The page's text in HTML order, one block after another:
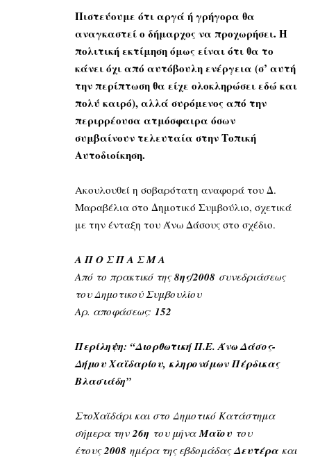
Πιστεύουμε ότι αργά ή γρήγορα θα
αναγκαστεί ο δήμαρχος να προχωρήσει. Η
πολιτική εκτίμηση όμως είναι ότι θα το
κάνει όχι από αυτόβουλη ενέργεια (σ’ αυτή
την περίπτωση θα είχε ολοκληρώσει εδώ και
πολύ καιρό), αλλά συρόμενος από την
περιρρέουσα ατμόσφαιρα όσων
συμβαίνουν τελευταία στην Τοπική
Αυτοδιοίκηση.
Ακουλουθεί η σοβαρότατη αναφορά του Δ.
Μαραβέλια στο Δημοτικό Συμβούλιο, σχετικά
με την ένταξη του Άνω Δάσους στο σχέδιο.
Α Π Ο Σ Π Α Σ Μ Α
Από το πρακτικό της8ης/2008 συνεδριάσεως
του Δημοτικού Συμβουλίου
Αρ. αποφάσεως: 152
Περίληψη: “Διορθωτική Π.Ε. Άνω Δάσος-
Δήμου Χαϊδαρίου, κληρονόμωνΠέρδικας
Βλασιάδη”
ΣτοΧαϊδάρι και στο Δημοτικό Κατάστημα
σήμερα την 26η του μήνα Μαϊου του
έτους2008 ημέρα της εβδομάδαςΔευτέρα και